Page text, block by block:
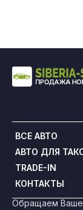
ВСЕ АВТО
АВТО ДЛЯ
TRADE-IN
КОНТАКТЫ
Обращаем Ваше